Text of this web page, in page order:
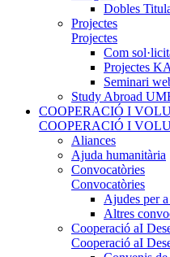
Dobles
Projectes
Projectes
Com
Projectes
Seminari
Study Abroad
COOPERACIÓ I
COOPERACIÓ I
Aliances
Ajuda humanitària
Convocatòries
Convocatòries
Ajudes per
Altres
Cooperació aI
Cooperació aI